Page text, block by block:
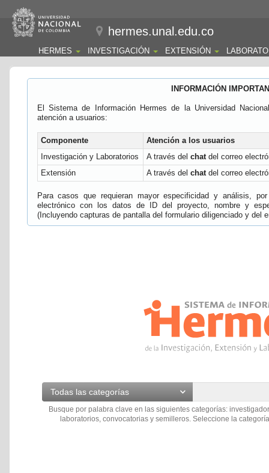
hermes.unal.edu.co
HERMES INVESTIGACIÓN EXTENSIÓN
INFORMACIÓN
El Sistema de Información Hermes de la Universidad
atención a usuarios:
Componente
Atención a los usuarios
Investigación y Laboratorios
A través del chatdel correo
Extensión
A través del chatdel correo
Para casos que requieran mayor especificidad y análisis,
electrónico con los datos de ID del proyecto, nombre y
(Incluyendo capturas de pantalla del formulario diligenciado y del
Todas las categorías
Busque por palabra clave en las siguientes categorías:
laboratorios, convocatorias y semilleros. Seleccione la